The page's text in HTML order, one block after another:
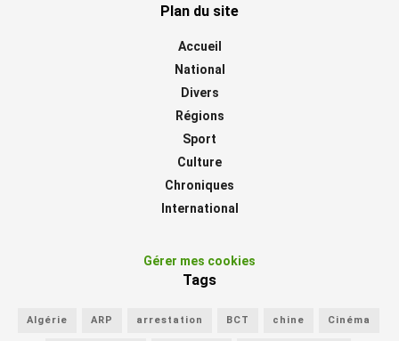
Plan du site
Accueil
National
Divers
Régions
Sport
Culture
Chroniques
International
Gérer mes cookies
Tags
Algérie ARP arrestation BCT chine Cinéma